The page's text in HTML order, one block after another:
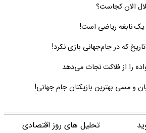
الان کجاست؟
نابغه ریاضی است!
که در جام‌جهانی بازی نکرد!
تحلیل های روز اقتصادی